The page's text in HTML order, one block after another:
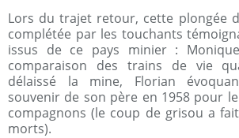
Lors du trajet retour, cette plongée
complétée par les touchants
issus de ce pays minier :
comparaison des trains de vie
délaissé la mine, Florian
souvenir de son père en 1958 pour
compagnons (le coup de grisou a
morts).